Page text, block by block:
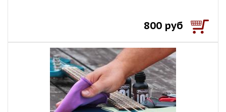
800 руб